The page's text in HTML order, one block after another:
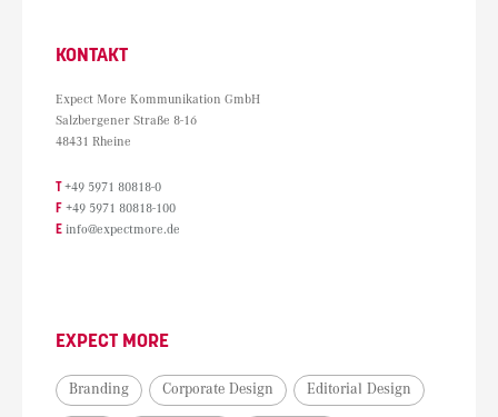
KONTAKT
Expect More Kommunikation GmbH
Salzbergener Straße 8-16
48431 Rheine
T +49 5971 80818-0
F +49 5971 80818-100
E info@expectmore.de
EXPECT MORE
Branding Corporate Design Editorial Design